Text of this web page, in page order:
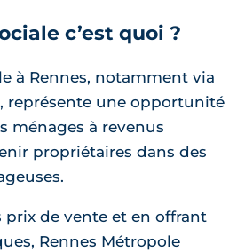
c’est quoi ?
à Rennes, notamment via
représente une opportunité
ménages à revenus
propriétaires dans des
prix de vente et en offrant
Rennes Métropole